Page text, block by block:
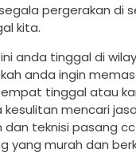
pergerakan di
kita.
anda tinggal di
anda ingin
tinggal atau
mencari jasa
teknisi pasang
yang murah dan